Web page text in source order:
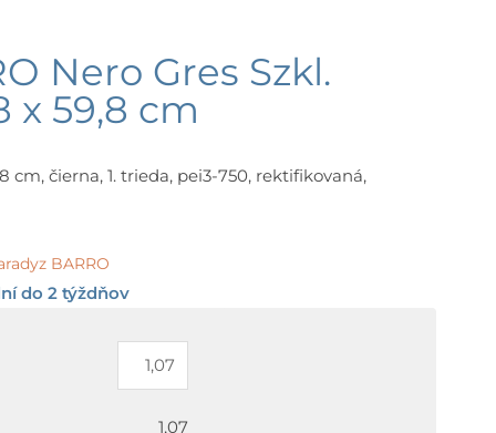
Nero Gres Szkl.
x 59,8 cm
cm, čierna, 1. trieda, pei3-750, rektifikovaná,
BARRO
do 2 týždňov
1,07